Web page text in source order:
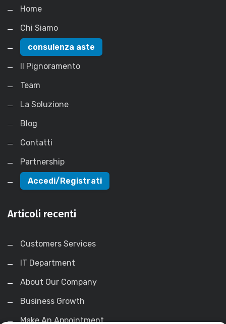
Home
Chi Siamo
consulenza aste
Il Pignoramento
Team
La Soluzione
Blog
Contatti
Partnership
Accedi/Registrati
Articoli recenti
Customers Services
IT Department
About Our Company
Business Growth
Make An Appointment